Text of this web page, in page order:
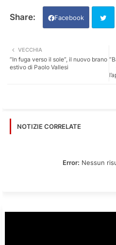
Facebook
tter
VECCHIA
“In fuga verso il sole”, il nuovo brano
estivo di Paolo Vallesi
NOTIZIE CORRELATE
Error: Nessun